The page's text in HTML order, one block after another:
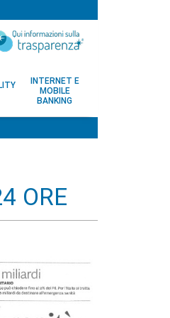
INTERNET E
MOBILE
BANKING
ORE